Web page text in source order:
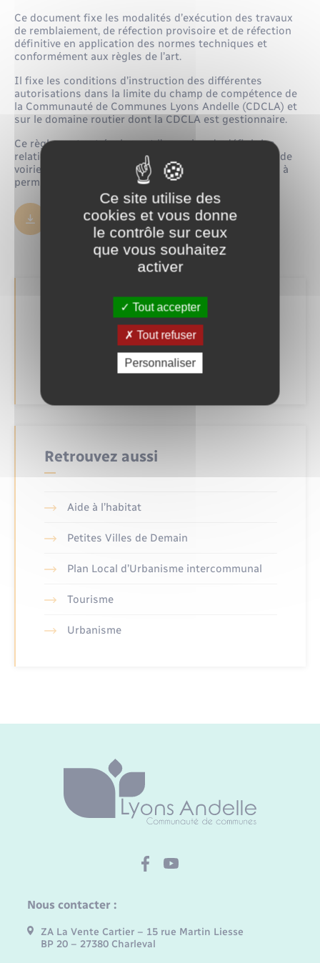
Ce document fixe les modalités d’exécution des travaux
de remblaiement, de réfection provisoire et de réfection
définitive en application des normes techniques et
conformément aux règles de l’art.
Il fixe les conditions d’instruction des différentes
autorisations dans la limite du champ de compétence de
la Communauté de Communes Lyons Andelle (CDCLA) et
sur le domaine routier dont la CDCLA est gestionnaire.
Ce règlement est également l’occasion de définir les
relations (droits et obligations) entre le gestionnaire de
voirie et les propriétaires riverains, eux même soumis à
permission de voirie.
Règlement de voirie 1.50 Mo
Fichiers à télécharger
Règlement de voirie 1.50 Mo
Retrouvez aussi
Aide à l’habitat
Petites Villes de Demain
Plan Local d’Urbanisme intercommunal
Tourisme
Urbanisme
Nous contacter :
ZA La Vente Cartier – 15 rue Martin Liesse
BP 20 – 27380 Charleval
Ce site utilise des
cookies et vous donne
le contrôle sur ceux
que vous souhaitez
activer
Tout accepter
Tout refuser
Personnaliser